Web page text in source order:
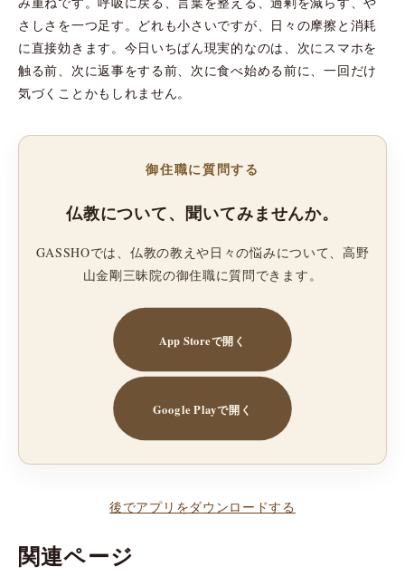
さしさを一つ足す。どれも小さいですが、日々の摩擦と消耗
に直接効きます。今日いちばん現実的なのは、次にスマホを
触る前、次に返事をする前、次に食べ始める前に、一回だけ
気づくことかもしれません。
御住職に質問する
仏教について、聞いてみませんか。
GASSHOでは、仏教の教えや日々の悩みについて、高野
山金剛三昧院の御住職に質問できます。
App Storeで開く
Google Playで開く
後でアプリをダウンロードする
関連ページ